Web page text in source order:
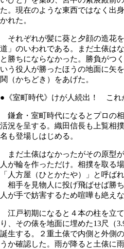
た。現在のような東西ではなく出
かれた。
それぞれが髪に葵と夕顔の造花
道」のいわれである。まだ土俵は
と勝ちにならなかった。勝負がつ
いう役人が勝ったほうの地面に矢
鬨（かちどき）をあげた。
●《室町時代》けが人続出！ これ
鎌倉・室町時代になるとプロの
活況を呈する。織田信長も上覧相
名も登場しはじめる。
まだ土俵はなかったがその原型
人が輪を作っただけ。相撲を取る
「人方屋（ひとかたや）」と呼ばれ
相手を見物人に投げ飛ばせば勝
人が手で妨害するため喧嘩も絶えな
江戸初期になると４本の柱を立
り、その俵を地面に埋めた13尺（
誕生する。２重土俵で内側と外側
うか確認した。雨が降ると土俵に